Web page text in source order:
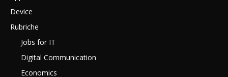
Device
Rubriche
Jobs for IT
Digital Communication
Economics